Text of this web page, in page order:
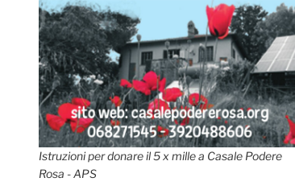
Istruzioni per donare il 5 x mille a Casale Podere
Rosa - APS